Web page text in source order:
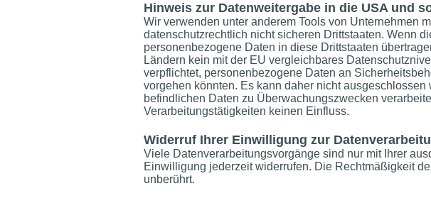
Hinweis zur Datenweitergabe in die USA und
Wir verwenden unter anderem Tools von Unternehmen
datenschutzrechtlich nicht sicheren Drittstaaten. Wenn
personenbezogene Daten in diese Drittstaaten
Ländern kein mit der EU vergleichbares
verpflichtet, personenbezogene Daten an
vorgehen könnten. Es kann daher nicht
befindlichen Daten zu Überwachungszwecken
Verarbeitungstätigkeiten keinen Einfluss.
Widerruf Ihrer Einwilligung zur
Viele Datenverarbeitungsvorgänge sind nur mit Ihrer
Einwilligung jederzeit widerrufen. Die Rechtmäßigkeit
unberührt.